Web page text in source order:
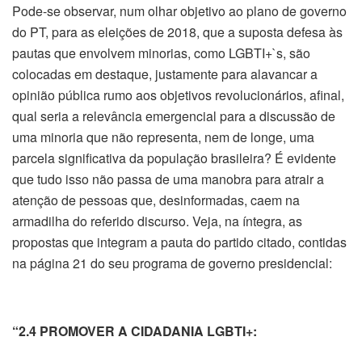
Pode-se observar, num olhar objetivo ao plano de governo
do PT, para as eleições de 2018, que a suposta defesa às
pautas que envolvem minorias, como LGBTI+`s, são
colocadas em destaque, justamente para alavancar a
opinião pública rumo aos objetivos revolucionários, afinal,
qual seria a relevância emergencial para a discussão de
uma minoria que não representa, nem de longe, uma
parcela significativa da população brasileira? É evidente
que tudo isso não passa de uma manobra para atrair a
atenção de pessoas que, desinformadas, caem na
armadilha do referido discurso. Veja, na íntegra, as
propostas que integram a pauta do partido citado, contidas
na página 21 do seu programa de governo presidencial:
“2.4 PROMOVER A CIDADANIA LGBTI+: